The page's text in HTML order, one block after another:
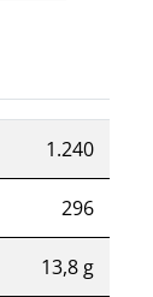
1.240
296
13,8 g